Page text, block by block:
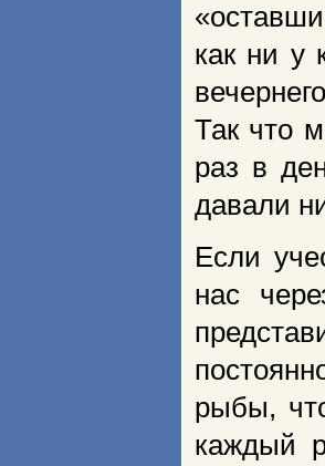
как ни у
Так что
раз в
давали
Если
нас
рыбы,
каждый